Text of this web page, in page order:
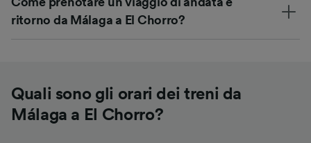
ritorno da Málaga a El Chorro?
Quali sono gli orari dei treni da
Málaga a El Chorro?